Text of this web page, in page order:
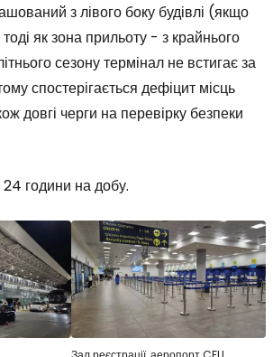
з лівого боку будівлі (якщо
як зона прильоту - з крайнього
сезону термінал не встигає за
спостерігається дефіцит місць
довгі черги на перевірку безпеки
години на добу.